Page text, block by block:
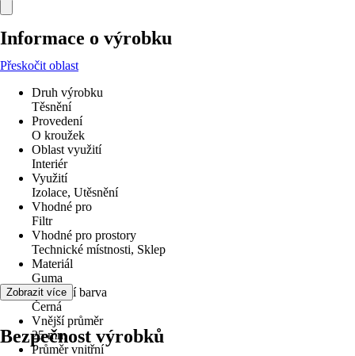
Informace o výrobku
Přeskočit oblast
Druh výrobku
Těsnění
Provedení
O kroužek
Oblast využití
Interiér
Využití
Izolace, Utěsnění
Vhodné pro
Filtr
Vhodné pro prostory
Technické místnosti, Sklep
Materiál
Guma
Základní barva
Černá
Vnější průměr
25 mm
Průměr vnitřní
Zobrazit více
Bezpečnost výrobků